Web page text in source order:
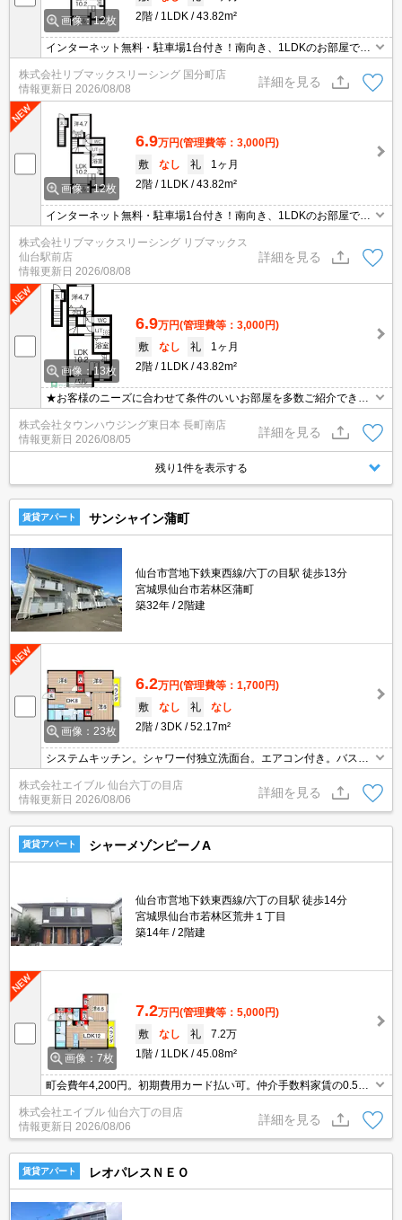
画像：12枚
2階
1LDK 43.82m²
インターネット無料・駐車場1台付き！南向き、1LDKのお部屋で
す。追焚き、洗髪洗面化粧台、浴室乾燥機、トランクルーム、TVイ
ンターホンなど設備充実。弊社の場合仲介手数料は賃料の0.55ヶ月
分です♪初期費用クレジット決済対応しています。
株式会社リブマックスリーシング 国分町店
情報更新日 2026/08/08
詳細を見る
画像：12枚
6.9万円(管理費等：3,000円)
敷
なし 礼
1ヶ月
2階
1LDK 43.82m²
インターネット無料・駐車場1台付き！南向き、1LDKのお部屋で
す。追焚き、洗髪洗面化粧台、浴室乾燥機、トランクルーム、TVイ
ンターホンなど設備充実。弊社の場合仲介手数料は賃料の0.55ヶ月
分です♪初期費用クレジット決済対応しています。
株式会社リブマックスリーシング リブマックス
仙台駅前店
情報更新日 2026/08/08
詳細を見る
画像：13枚
6.9万円(管理費等：3,000円)
敷
なし 礼
1ヶ月
2階
1LDK 43.82m²
★お客様のニーズに合わせて条件のいいお部屋を多数ご紹介できま
す★賃貸物件のお部屋探しはタウンハウジングへ
株式会社タウンハウジング東日本 長町南店
情報更新日 2026/08/05
詳細を見る
残り1件を表示する
賃貸アパート サンシャイン蒲町
仙台市営地下鉄東西線/六丁の目駅 徒歩13分
宮城県仙台市若林区蒲町
築32年
2階建
画像：23枚
6.2万円(管理費等：1,700円)
敷
なし 礼
なし
2階
3DK 52.17m²
システムキッチン。シャワー付独立洗面台。エアコン付き。バス・
トイレ別。シャワー付き。シューズボックス付き。南向き。クロー
ゼット付。保証会社加入要(初回2.2万円、月額総支払額の2.2%/
月)。
株式会社エイブル 仙台六丁の目店
情報更新日 2026/08/06
詳細を見る
賃貸アパート シャーメゾンピーノA
仙台市営地下鉄東西線/六丁の目駅 徒歩14分
宮城県仙台市若林区荒井１丁目
築14年
2階建
画像：7枚
7.2万円(管理費等：5,000円)
敷
なし 礼
7.2万
1階
1LDK 45.08m²
町会費年4,200円。初期費用カード払い可。仲介手数料家賃の0.55
ヵ月分。エアコン付き。複層ガラス。シューズボックス付き。TVモ
ニターホン有。南向き。IH調理器付き。宅配ボックスあり。浴室乾
燥機付。
株式会社エイブル 仙台六丁の目店
情報更新日 2026/08/06
詳細を見る
賃貸アパート レオパレスＮＥＯ